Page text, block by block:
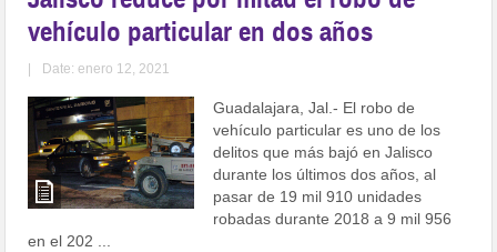
vehículo particular en dos años
Date: enero 12, 2021
Guadalajara, Jal.- El robo de
vehículo particular es uno de los
delitos que más bajó en Jalisco
durante los últimos dos años, al
pasar de 19 mil 910 unidades
robadas durante 2018 a 9 mil 956
en el 202 ...